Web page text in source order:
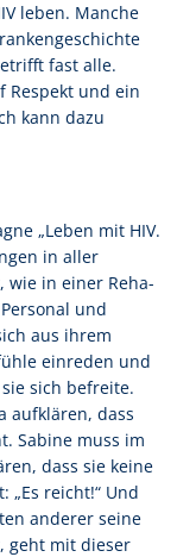
leben. Manche
fast alle.
Respekt und ein
kann dazu
„Leben mit HIV.
in aller
wie in einer Reha-
und
aus ihrem
einreden und
sich befreite.
aufklären, dass
Sabine muss im
dass sie keine
reicht!“ Und
anderer seine
geht mit dieser